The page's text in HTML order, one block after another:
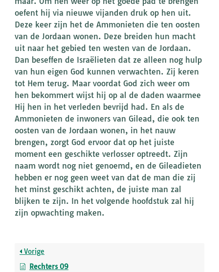
oefent hij via nieuwe vijanden druk op hen uit.
Deze keer zijn het de Ammonieten die ten oosten
van de Jordaan wonen. Deze breiden hun macht
uit naar het gebied ten westen van de Jordaan.
Dan beseffen de Israëlieten dat ze alleen nog hulp
van hun eigen God kunnen verwachten. Zij keren
tot Hem terug. Maar voordat God zich weer om
hen bekommert wijst hij op al de daden waarmee
Hij hen in het verleden bevrijd had. En als de
Ammonieten de inwoners van Gilead, die ook ten
oosten van de Jordaan wonen, in het nauw
brengen, zorgt God ervoor dat op het juiste
moment een geschikte verlosser optreedt. Zijn
naam wordt nog niet genoemd, en de Gileadieten
hebben er nog geen weet van dat de man die zij
het minst geschikt achten, de juiste man zal
blijken te zijn. In het volgende hoofdstuk zal hij
zijn opwachting maken.
Vorige
Rechters 09